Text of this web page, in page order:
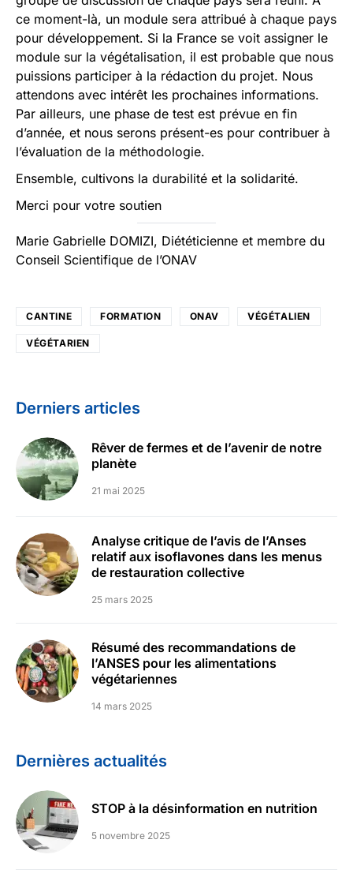
ce moment-là, un module sera attribué à chaque pays
pour développement. Si la France se voit assigner le
module sur la végétalisation, il est probable que nous
puissions participer à la rédaction du projet. Nous
attendons avec intérêt les prochaines informations.
Par ailleurs, une phase de test est prévue en fin
d’année, et nous serons présent-es pour contribuer à
l’évaluation de la méthodologie.
Ensemble, cultivons la durabilité et la solidarité.
Merci pour votre soutien
Marie Gabrielle DOMIZI, Diététicienne et membre du
Conseil Scientifique de l’ONAV
CANTINE FORMATION ONAV VÉGÉTALIEN
VÉGÉTARIEN
Derniers articles
Rêver de fermes et de l’avenir de notre
planète
21 mai 2025
Analyse critique de l’avis de l’Anses
relatif aux isoflavones dans les menus
de restauration collective
25 mars 2025
Résumé des recommandations de
l’ANSES pour les alimentations
végétariennes
14 mars 2025
Dernières actualités
STOP à la désinformation en nutrition
5 novembre 2025